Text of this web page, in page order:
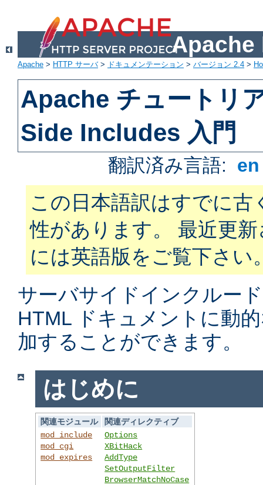
Apache
Apache > HTTP サーバ> ドキュメンテーション > バージョン 2.4 >
Apache チュートリ
Side Includes 入門
翻訳済み言語:
この日本語訳はすでに古
性があります。 最近更
には英語版をご覧下さい
サーバサイドインクルー
HTML ドキュメントに動
加することができます。
はじめに
関連モジュール
関連ディレクティブ
mod_include
mod_cgi
mod_expires
Options
XBitHack
AddType
SetOutputFilter
BrowserMatchNoCase